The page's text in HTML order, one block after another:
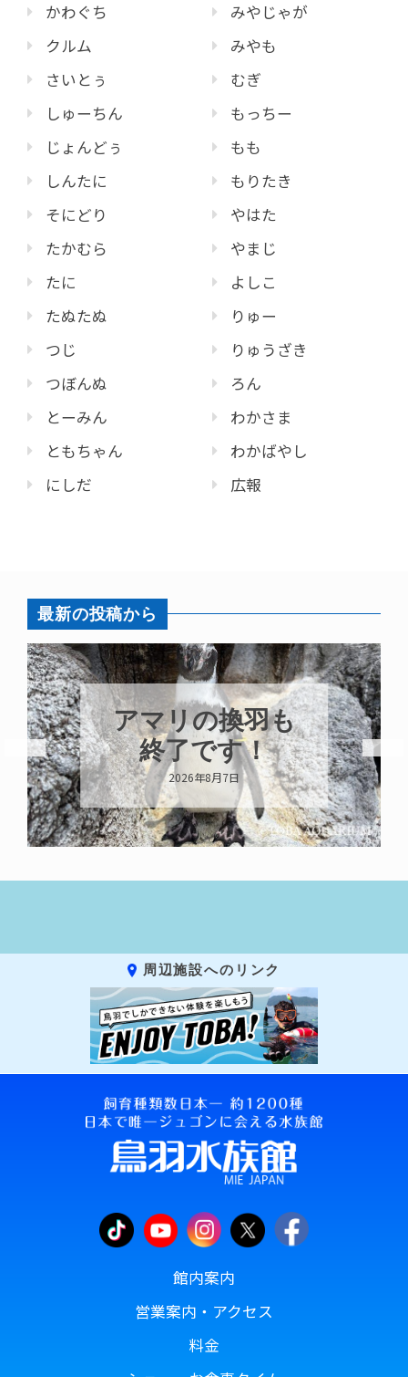
かわぐち
クルム
さいとぅ
しゅーちん
じょんどぅ
しんたに
そにどり
たかむら
たに
たぬたぬ
つじ
つぼんぬ
とーみん
ともちゃん
にしだ
みやじゃが
みやも
むぎ
もっちー
もも
もりたき
やはた
やまじ
よしこ
りゅー
りゅうざき
ろん
わかさま
わかばやし
広報
最新の投稿から
アマリの換羽も
終了です！
2026年8月7日
周辺施設へのリンク
館内案内
営業案内・アクセス
料金